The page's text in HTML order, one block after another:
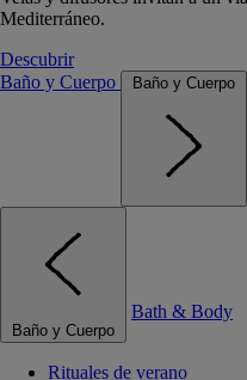
Mediterráneo.
Descubrir
Baño y Cuerpo
Baño y Cuerpo
Baño y Cuerpo
Bath & Body
Rituales de verano